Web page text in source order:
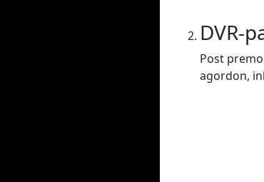
DVR-
Post
agordon,